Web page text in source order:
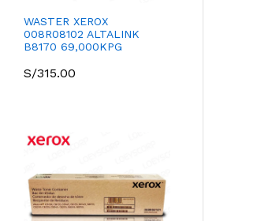
WASTER XEROX
008R08102 ALTALINK
B8170 69,000KPG
S/315.00